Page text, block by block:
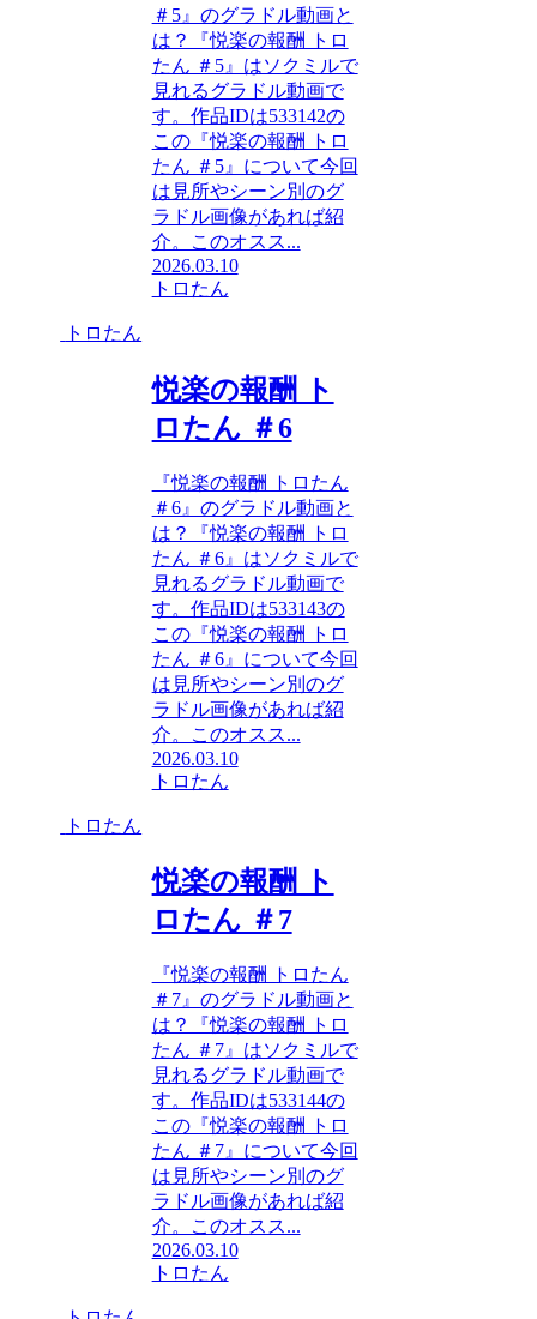
＃5』のグラドル動画と
は？『悦楽の報酬 トロ
たん ＃5』はソクミルで
見れるグラドル動画で
す。作品IDは533142の
この『悦楽の報酬 トロ
たん ＃5』について今回
は見所やシーン別のグ
ラドル画像があれば紹
介。このオスス...
2026.03.10
トロたん
トロたん
悦楽の報酬 ト
ロたん ＃6
『悦楽の報酬 トロたん
＃6』のグラドル動画と
は？『悦楽の報酬 トロ
たん ＃6』はソクミルで
見れるグラドル動画で
す。作品IDは533143の
この『悦楽の報酬 トロ
たん ＃6』について今回
は見所やシーン別のグ
ラドル画像があれば紹
介。このオスス...
2026.03.10
トロたん
トロたん
悦楽の報酬 ト
ロたん ＃7
『悦楽の報酬 トロたん
＃7』のグラドル動画と
は？『悦楽の報酬 トロ
たん ＃7』はソクミルで
見れるグラドル動画で
す。作品IDは533144の
この『悦楽の報酬 トロ
たん ＃7』について今回
は見所やシーン別のグ
ラドル画像があれば紹
介。このオスス...
2026.03.10
トロたん